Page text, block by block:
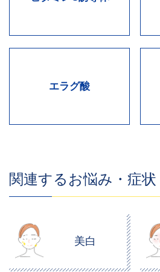
エラグ酸
関連するお悩み・症状
美白